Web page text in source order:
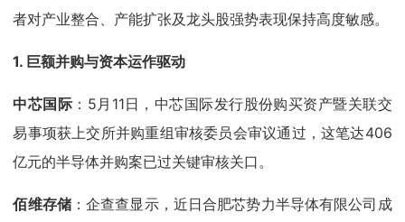
者对产业整合、产能扩张及龙头股强势表现保持高度敏感。
1. 巨额并购与资本运作驱动
中芯国际 ：5月11日，中芯国际发行股份购买资产暨关联交
易事项获上交所并购重组审核委员会审议通过，这笔达406
亿元的半导体并购案已过关键审核关口。
佰维存储：企查查显示，近日合肥芯势力半导体有限公司成